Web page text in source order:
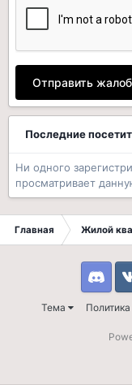
Отправить
Последние
Ни одного
просматривает
Главная Жилой
Тема
Discord